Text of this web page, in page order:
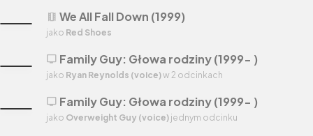
theaters We All Fall Down (1999)
jako Red Shoes
tv Family Guy: Głowa rodziny (1999- )
jako Ryan Reynolds (voice)w 2 odcinkach
tv Family Guy: Głowa rodziny (1999- )
jako Overweight Guy (voice) jednym odcinku